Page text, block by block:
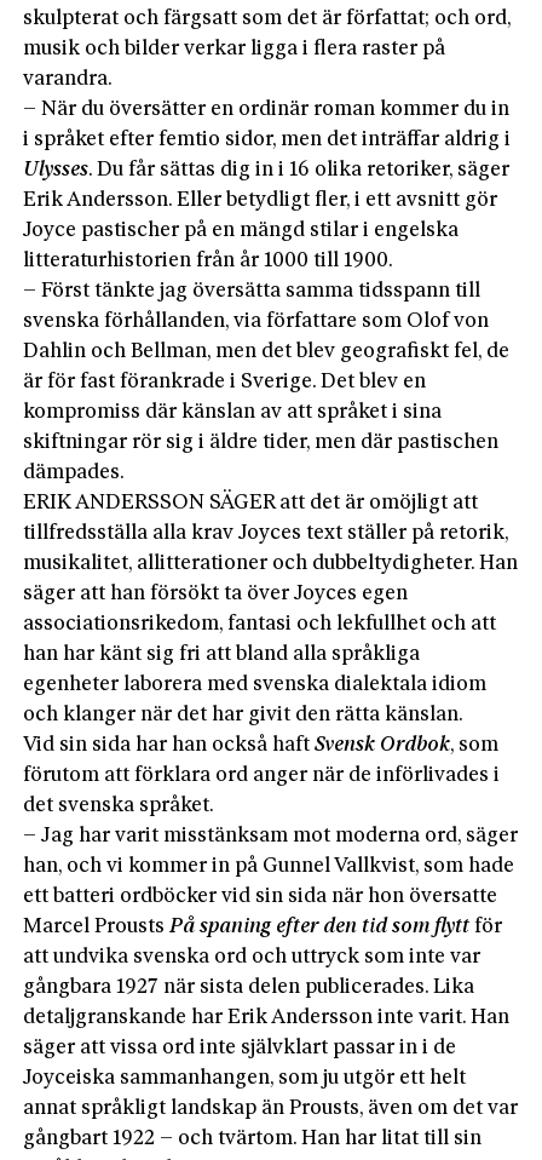
skulpterat och färgsatt som det är författat; och ord,
musik och bilder verkar ligga i flera raster på
varandra.
– När du översätter en ordinär roman kommer du in
i språket efter femtio sidor, men det inträffar aldrig i
Ulysses. Du får sättas dig in i 16 olika retoriker, säger
Erik Andersson. Eller betydligt fler, i ett avsnitt gör
Joyce pastischer på en mängd stilar i engelska
litteraturhistorien från år 1000 till 1900.
– Först tänkte jag översätta samma tidsspann till
svenska förhållanden, via författare som Olof von
Dahlin och Bellman, men det blev geografiskt fel, de
är för fast förankrade i Sverige. Det blev en
kompromiss där känslan av att språket i sina
skiftningar rör sig i äldre tider, men där pastischen
dämpades.
ERIK ANDERSSON SÄGER att det är omöjligt att
tillfredsställa alla krav Joyces text ställer på retorik,
musikalitet, allitterationer och dubbeltydigheter. Han
säger att han försökt ta över Joyces egen
associationsrikedom, fantasi och lekfullhet och att
han har känt sig fri att bland alla språkliga
egenheter laborera med svenska dialektala idiom
och klanger när det har givit den rätta känslan.
Vid sin sida har han också haftSvensk Ordbok, som
förutom att förklara ord anger när de införlivades i
det svenska språket.
– Jag har varit misstänksam mot moderna ord, säger
han, och vi kommer in på Gunnel Vallkvist, som hade
ett batteri ordböcker vid sin sida när hon översatte
Marcel ProustsPå spaning efter den tid som flytt för
att undvika svenska ord och uttryck som inte var
gångbara 1927 när sista delen publicerades. Lika
detaljgranskande har Erik Andersson inte varit. Han
säger att vissa ord inte självklart passar in i de
Joyceiska sammanhangen, som ju utgör ett helt
annat språkligt landskap än Prousts, även om det var
gångbart 1922 – och tvärtom. Han har litat till sin